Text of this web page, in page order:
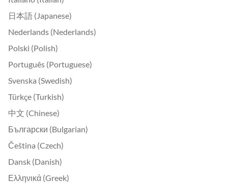
日本語 (Japanese)
Nederlands (Nederlands)
Polski (Polish)
Português (Portuguese)
Svenska (Swedish)
Türkçe (Turkish)
中文 (Chinese)
Български (Bulgarian)
Čeština (Czech)
Dansk (Danish)
Ελληνικά (Greek)